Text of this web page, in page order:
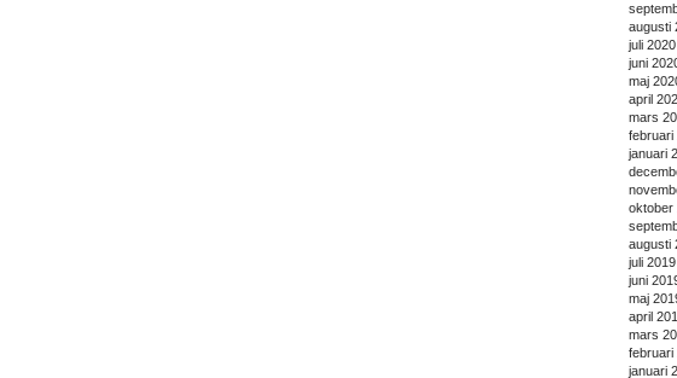
augusti
juli 2020
juni
maj
april
mars
februari
januari
oktober
augusti
juli 2019
juni
maj
april
mars
februari
januari